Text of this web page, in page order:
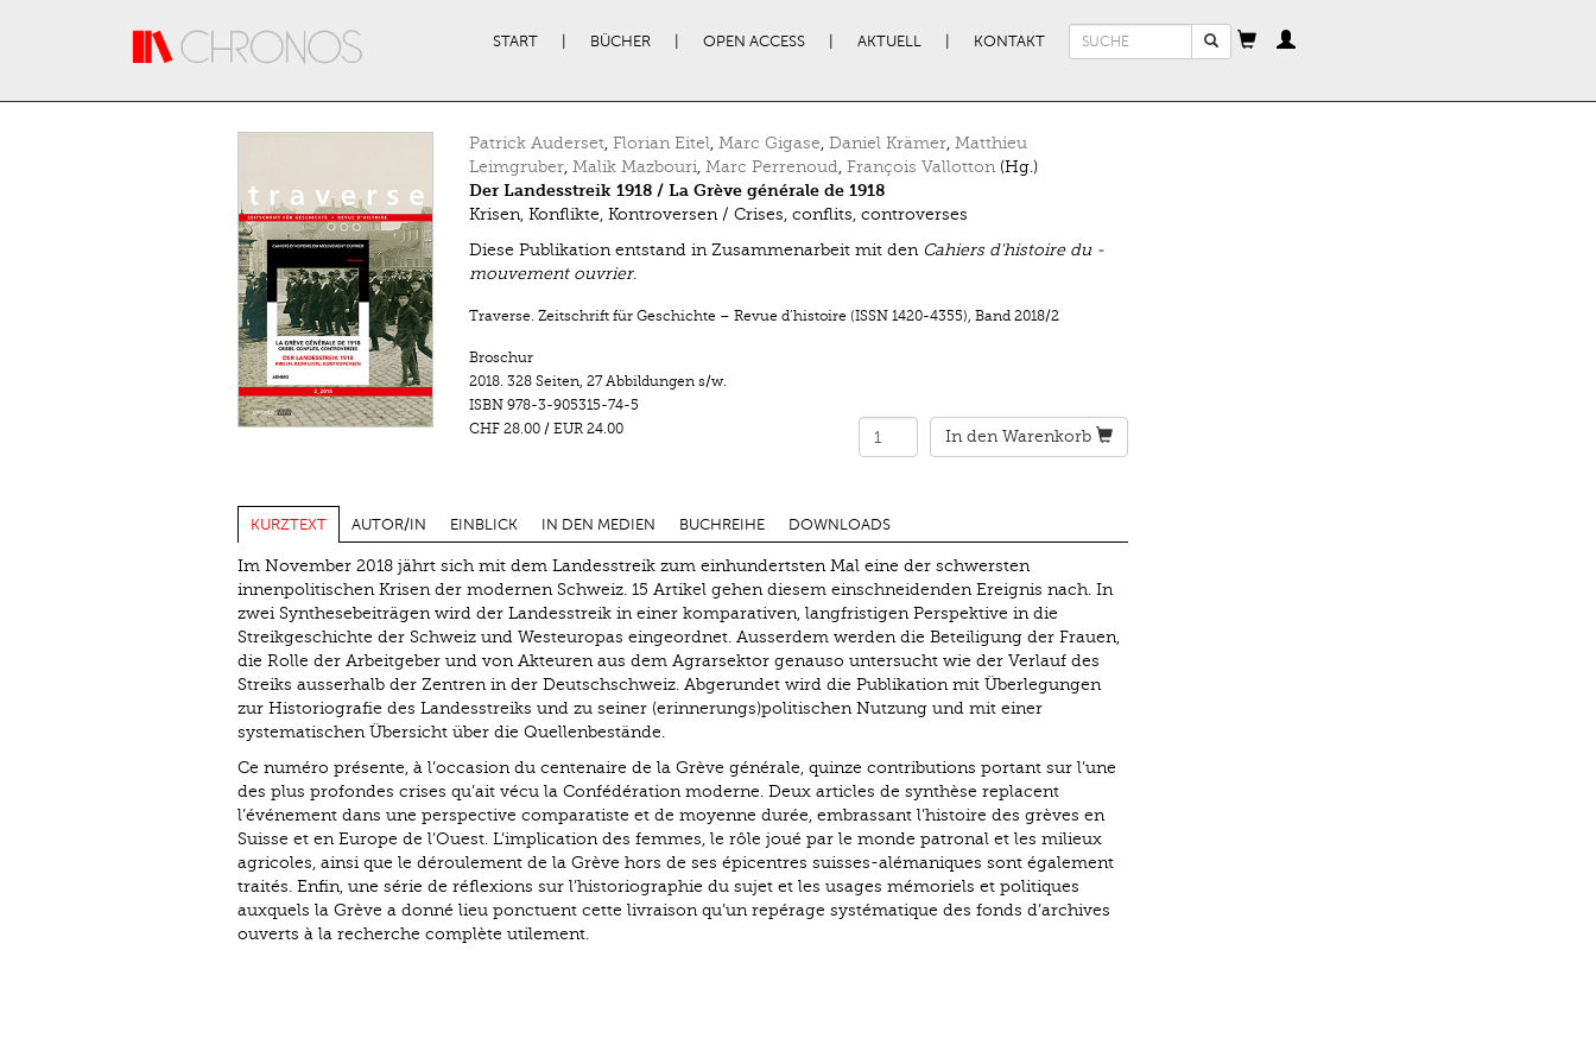
START BÜCHER OPEN ACCESS AKTUELL KONTAKT
Suchformular
Patrick Auderset, Florian Eitel, Marc Gigase, Daniel Krämer, Matthieu
Leimgruber, Malik Mazbouri, Marc Perrenoud, François Vallotton(Hg.)
Der Landesstreik 1918 / La Grève générale de 1918
Krisen, Konflikte, Kontroversen / Crises, conflits, controverses
Diese Publikation entstand in Zusammenarbeit mit denCahiers d'histoire du ­
mouvement ouvrier.
Traverse. Zeitschrift für Geschichte – Revue d’histoire (ISSN 1420-4355), Band 2018/2
Broschur
2018. 328 Seiten, 27 Abbildungen s/w.
ISBN 978-3-905315-74-5
CHF 28.00/ EUR 24.00 In den Warenkorb
KURZTEXT AUTOR/IN EINBLICK IN DEN MEDIEN BUCHREIHE DOWNLOADS
Im November 2018 jährt sich mit dem Landes­streik zum einhundertsten Mal eine der schwersten
innenpolitischen Krisen der modernen Schweiz. 15 Artikel gehen diesem einschneidenden Ereignis nach. In
zwei Synthesebeiträgen wird der Landesstreik in einer komparativen, langfristigen Perspektive in die
Streikgeschichte der Schweiz und Westeuropas eingeordnet. Ausserdem werden die Beteiligung der Frauen,
die Rolle der Arbeitgeber und von Akteuren aus dem Agrarsektor genauso untersucht wie der Verlauf des
Streiks ausserhalb der Zentren in der Deutschschweiz. Abgerundet wird die Publikation mit Überlegungen
zur Historiografie des Landesstreiks und zu seiner (erinnerungs)politischen Nutzung und mit einer
systematischen Übersicht über die Quellenbestände.
Ce numéro présente, à l’occasion du centenaire de la Grève générale, quinze contributions portant sur l’une
des plus profondes crises qu’ait vécu la Confédération moderne. Deux articles de synthèse replacent
l’événement dans une perspective comparatiste et de moyenne durée, embrassant l’histoire des grèves en
Suisse et en Europe de l’Ouest. L’implication des femmes, le rôle joué par le monde patronal et les milieux
agricoles, ainsi que le déroulement de la Grève hors de ses épicentres suisses-alémaniques sont également
traités. Enfin, une série de réflexions sur l’historiographie du sujet et les usages mémoriels et politiques
auxquels la Grève a donné lieu ponctuent cette livraison qu’un repérage systématique des fonds d’archives
ouverts à la recherche complète utilement.